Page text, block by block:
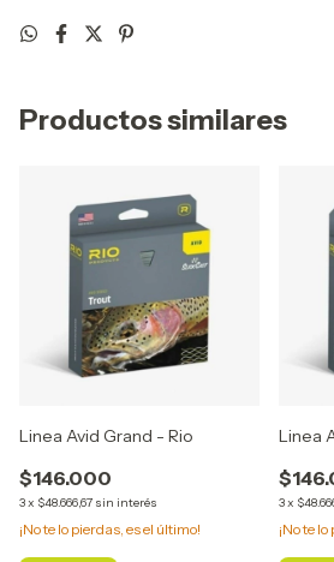
Productos similares
Linea Avid Grand - Rio
$146.000
3x $48.666,67 sin interés
¡No te lo pierdas, es el último!
Linea
3x
¡No te